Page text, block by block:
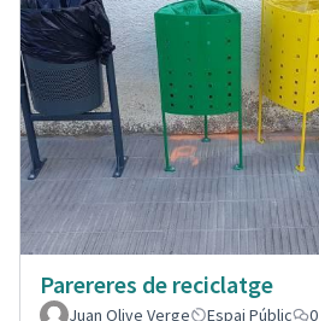
Parereres de reciclatge
Juan Olive Verge
Espai Públic 0